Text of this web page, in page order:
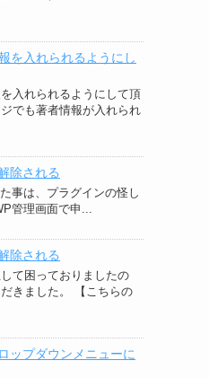
を入れられるようにし
入れられるようにして頂
でも著者情報が入れられ
除される
事は、プラグインの怪し
管理画面で申...
除される
て困っておりましたの
きました。 【こちらの
ップダウンメニューに